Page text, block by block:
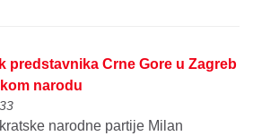
predstavnika Crne Gore u Zagreb
narodu
narodne partije Milan